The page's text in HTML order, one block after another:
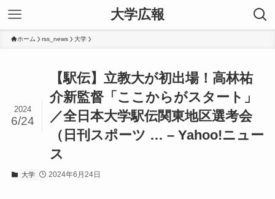
大学広報
ホーム rss_news 大学
【駅伝】立教大が初出場！高林祐
介新監督「ここからがスタート」
／全日本大学駅伝関東地区選考会
（日刊スポーツ … – Yahoo!ニュー
ス
2024
6/24
大学 2024年6月24日